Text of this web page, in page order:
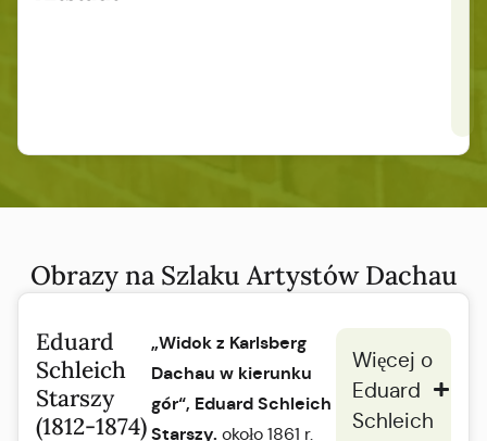
Obrazy na Szlaku Artystów Dachau
Eduard
Schleich
Starszy
(1812-1874)
„Widok z Karlsberg
Dachau w kierunku
gór“, Eduard Schleich
Starszy. około 1861 r.
Więcej o
Eduard
Schleich